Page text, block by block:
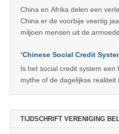
China en Afrika delen een
China er de voorbije veertig
miljoen mensen uit de
‘Chinese Social Credit
Is het social credit system een
mythe of de dagelijkse realiteit
TIJDSCHRIFT VERENIGING